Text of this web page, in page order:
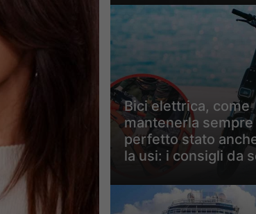
Bici elettrica, come
mantenerla sempre
perfetto stato
la usi: i consigli da